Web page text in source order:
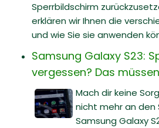
Sperrbildschirm
erklären wir Ihnen die
und wie Sie sie anwenden
Samsung Galaxy S23:
vergessen? Das
Mach dir keine
nicht mehr an den
Samsung Galaxy